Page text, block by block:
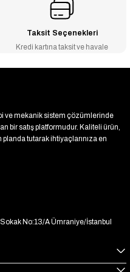
Taksit Seçenekleri
Kredi kartına taksit ve havale
ve mekanik sistem çözümlerinde
bir satış platformudur. Kaliteli ürün,
tutarak ihtiyaçlarınıza en
No:13/A Ümraniye/İstanbul